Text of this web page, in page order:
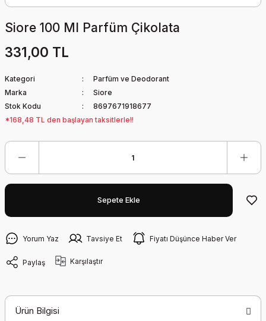
Siore 100 Ml Parfüm Çikolata
331,00 TL
Kategori
Parfüm ve Deodorant
Marka
Siore
Stok Kodu
8697671918677
*168,48 TL den başlayan taksitlerle!!
Sepete Ekle
Yorum Yaz Tavsiye Et Fiyatı Düşünce Haber Ver
Paylaş Karşılaştır
Ürün Bilgisi